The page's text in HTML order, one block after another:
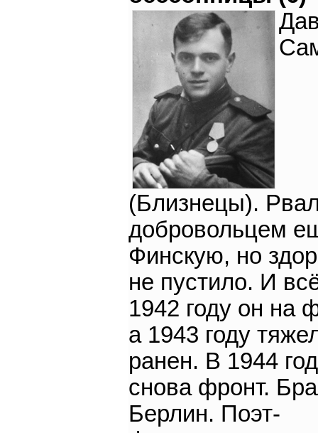
(Близнецы).
добровольцем
Финскую, но
не пустило. И
1942 году он на
а 1943 году
ранен. В 1944
снова фронт.
Берлин. Поэт-